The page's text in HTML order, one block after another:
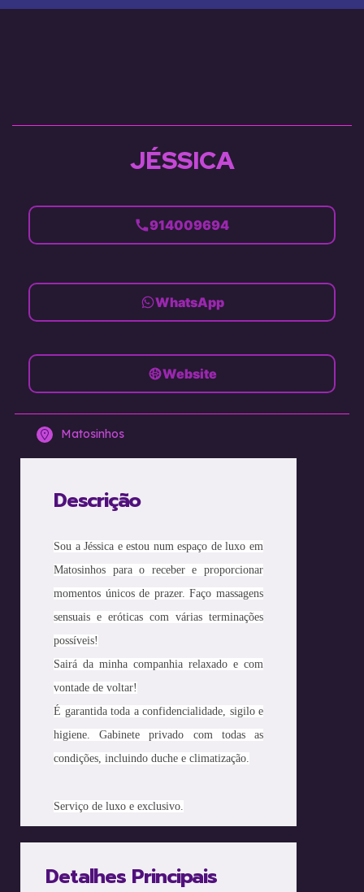
JÉSSICA
914009694
WhatsApp
Website
Matosinhos
Descrição
Sou a Jéssica e estou num espaço de luxo em
Matosinhos para o receber e proporcionar
momentos únicos de prazer. Faço massagens
sensuais e eróticas com várias terminações
possíveis!
Sairá da minha companhia relaxado e com
vontade de voltar!
É garantida toda a confidencialidade, sigilo e
higiene. Gabinete privado com todas as
condições, incluindo duche e climatização.
Serviço de luxo e exclusivo.
Detalhes Principais